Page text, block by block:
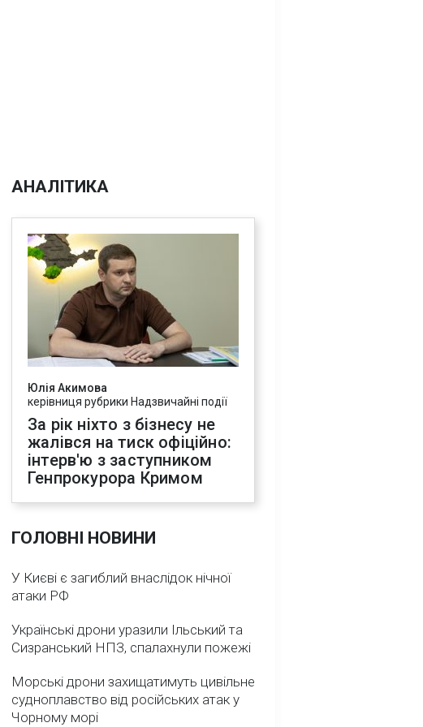
АНАЛІТИКА
Юлія Акимова
керівниця рубрики Надзвичайні події
За рік ніхто з бізнесу не
жалівся на тиск офіційно:
інтерв'ю з заступником
Генпрокурора Кримом
ГОЛОВНІ НОВИНИ
У Києві є загиблий внаслідок нічної
атаки РФ
Українські дрони уразили Ільський та
Сизранський НПЗ, спалахнули пожежі
Морські дрони захищатимуть цивільне
судноплавство від російських атак у
Чорному морі